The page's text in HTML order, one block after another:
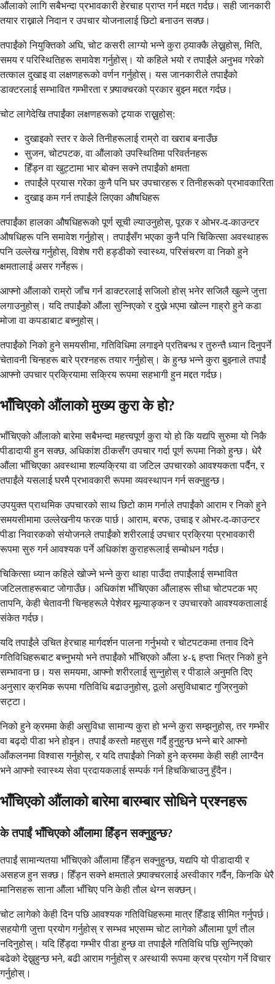
औंलाको लागि सबैभन्दा प्रभावकारी हेरचाह प्राप्त गर्न मद्दत गर्दछ। सही जानकारी
तयार राख्नाले निदान र उपचार योजनालाई छिटो बनाउन सक्छ।
तपाईंको नियुक्तिको अघि, चोट कसरी लाग्यो भन्ने कुरा ठ्याक्कै लेख्नुहोस्, मिति,
समय र परिस्थितिहरू समावेश गर्नुहोस्। यो कहिले भयो र तपाईंले अनुभव गरेको
तत्काल दुखाइ वा लक्षणहरूको वर्णन गर्नुहोस्। यस जानकारीले तपाईंको
डाक्टरलाई सम्भावित गम्भीरता र फ्र्याक्चरको प्रकार बुझ्न मद्दत गर्दछ।
चोट लागेदेखि तपाईंका लक्षणहरूको ट्र्याक राख्नुहोस्:
दुखाइको स्तर र केले तिनीहरूलाई राम्रो वा खराब बनाउँछ
सुजन, चोटपटक, वा औंलाको उपस्थितिमा परिवर्तनहरू
हिँड्न वा खुट्टामा भार बोक्न सक्ने तपाईंको क्षमता
तपाईंले प्रयास गरेका कुनै पनि घर उपचारहरू र तिनीहरूको प्रभावकारिता
दुखाइ कम गर्न तपाईंले लिएका औषधिहरू
तपाईंका हालका औषधिहरूको पूर्ण सूची ल्याउनुहोस्, पूरक र ओभर-द-काउन्टर
औषधिहरू पनि समावेश गर्नुहोस्। तपाईंसँग भएका कुनै पनि चिकित्सा अवस्थाहरू
पनि उल्लेख गर्नुहोस्, विशेष गरी हड्डीको स्वास्थ्य, परिसंचरण वा निको हुने
क्षमतालाई असर गर्नेहरू।
आफ्नो औंलाको राम्रो जाँच गर्न डाक्टरलाई सजिलो होस् भनेर सजिलै खुल्ने जुत्ता
लगाउनुहोस्। यदि तपाईंको औंला सुन्निएको र दुख्ने भएमा खोल्न गाह्रो हुने कडा
मोजा वा कपडाबाट बच्नुहोस्।
तपाईंको निको हुने समयसीमा, गतिविधिमा लगाइने प्रतिबन्ध र तुरुन्तै ध्यान दिनुपर्ने
चेतावनी चिन्हहरू बारे प्रश्नहरू तयार गर्नुहोस्। के हुन्छ भन्ने कुरा बुझ्नाले तपाईं
आफ्नो उपचार प्रक्रियामा सक्रिय रूपमा सहभागी हुन मद्दत गर्दछ।
भाँचिएको औंलाको मुख्य कुरा के हो?
भाँचिएको औंलाको बारेमा सबैभन्दा महत्त्वपूर्ण कुरा यो हो कि यद्यपि सुरुमा यो निकै
पीडादायी हुन सक्छ, अधिकांश ठीकसँग उपचार गर्दा पूर्ण रूपमा निको हुन्छ। धेरै
औंला भाँचिएका अवस्थामा शल्यक्रिया वा जटिल उपचारको आवश्यकता पर्दैन, र
तपाईंले यसलाई घरमै प्रभावकारी रूपमा व्यवस्थापन गर्न सक्नुहुन्छ।
उपयुक्त प्राथमिक उपचारको साथ छिटो काम गर्नाले तपाईंको आराम र निको हुने
समयसीमामा उल्लेखनीय फरक पार्छ। आराम, बरफ, उचाइ र ओभर-द-काउन्टर
पीडा निवारकको संयोजनले तपाईंको शरीरलाई उपचार प्रक्रिया प्रभावकारी
रूपमा सुरु गर्न आवश्यक पर्ने अधिकांश कुराहरूलाई सम्बोधन गर्दछ।
चिकित्सा ध्यान कहिले खोज्ने भन्ने कुरा थाहा पाउँदा तपाईंलाई सम्भावित
जटिलताहरूबाट जोगाउँछ। अधिकांश भाँचिएका औंलाहरू सीधा चोटपटक भए
तापनि, केही चेतावनी चिन्हहरूले पेशेवर मूल्याङ्कन र उपचारको आवश्यकतालाई
संकेत गर्दछ।
यदि तपाईंले उचित हेरचाह मार्गदर्शन पालना गर्नुभयो र चोटपटकमा तनाव दिने
गतिविधिहरूबाट बच्नुभयो भने तपाईंको भाँचिएको औंला ४-६ हप्ता भित्र निको हुने
सम्भावना छ। यस समयमा, आफ्नो शरीरलाई सुन्नुहोस् र पीडाले अनुमति दिए
अनुसार क्रमिक रूपमा गतिविधि बढाउनुहोस्, ठूलो असुविधाबाट गुज्रिनुको
सट्टा।
निको हुने क्रममा केही असुविधा सामान्य कुरा हो भन्ने कुरा सम्झनुहोस्, तर गम्भीर
वा बढ्दो पीडा भने होइन। तपाईं कस्तो महसुस गर्दै हुनुहुन्छ भन्ने बारे आफ्नो
आँकलनमा विश्वास गर्नुहोस्, र यदि तपाईंको निको हुने क्रममा केही सही लाग्दैन
भने आफ्नो स्वास्थ्य सेवा प्रदायकलाई सम्पर्क गर्न हिचकिचाउनु हुँदैन।
भाँचिएको औंलाको बारेमा बारम्बार सोधिने प्रश्नहरू
के तपाईं भाँचिएको औंलामा हिँड्न सक्नुहुन्छ?
तपाईं सामान्यतया भाँचिएको औंलामा हिँड्न सक्नुहुन्छ, यद्यपि यो पीडादायी र
असहज हुन सक्छ। हिँड्न सक्ने क्षमताले फ्र्याक्चरलाई अस्वीकार गर्दैन, किनकि धेरै
मानिसहरू साना औंला भाँचिए पनि केही तौल थेग्न सक्छन्।
चोट लागेको केही दिन पछि आवश्यक गतिविधिहरूमा मात्र हिँडाइ सीमित गर्नुपर्छ।
सहयोगी जुत्ता प्रयोग गर्नुहोस् र सम्भव भएसम्म चोट लागेको औंलामा पूर्ण तौल
नदिनुहोस्। यदि हिँड्दा गम्भीर पीडा हुन्छ वा तपाईंले गतिविधि पछि सुन्निएको
बढेको देख्नुहुन्छ भने, बढी आराम गर्नुहोस् र अस्थायी रूपमा क्रच प्रयोग गर्ने विचार
गर्नुहोस्।